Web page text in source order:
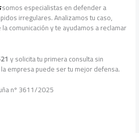
somos especialistas en defender a
irregulares. Analizamos tu caso,
comunicación y te ayudamos a reclamar
y solicita tu primera consulta sin
empresa puede ser tu mejor defensa.
nº 3611/2025